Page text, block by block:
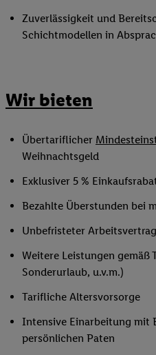
Zuverlässigkeit und
Schichtmodellen in
Wir bieten
Übertariflicher
Weihnachtsgeld
Exklusiver 5 %
Bezahlte Überstunden bei
Unbefristeter
Weitere Leistungen gemäß
Sonderurlaub, u.v.m.)
Tarifliche Altersvorsorge
Intensive Einarbeitung mit
persönlichen Paten